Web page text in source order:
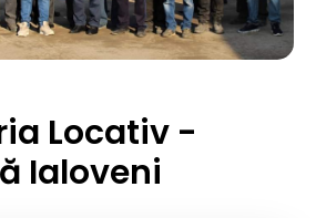
Locativ -
Ialoveni